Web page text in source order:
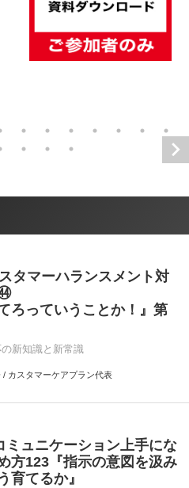
タマーハランスメント対
ろっていうことか！』第
新知識と新常識
/ カスタマーケアプラン代表
ュニケーション上手にな
方123『指示の意図を汲み
育てるか』